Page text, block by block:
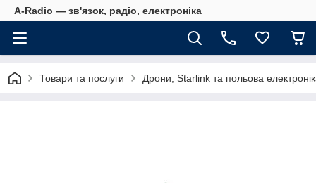
A-Radio — зв'язок, радіо, електроніка
Товари та послуги Дрони, Starlink та польова